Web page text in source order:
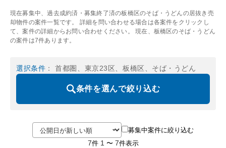
現在募集中、過去成約済・募集終了済の板橋区のそば・うどんの居抜き売
却物件の案件一覧です。 詳細を問い合わせる場合は各案件をクリックし
て、案件の詳細からお問い合わせください。 現在、板橋区のそば・うどん
の案件は7件あります。
選択条件 ： 首都圏、東京23区、板橋区、そば・うどん
条件を選んで絞り込む
募集中案件に絞り込む
7件 1 〜 7件表示